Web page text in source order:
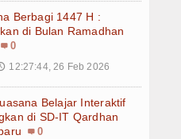
Berbagi 1447 H :
di Bulan Ramadhan
0
12:27:44, 26 Feb 2026
Belajar Interaktif
di SD-IT Qardhan
0